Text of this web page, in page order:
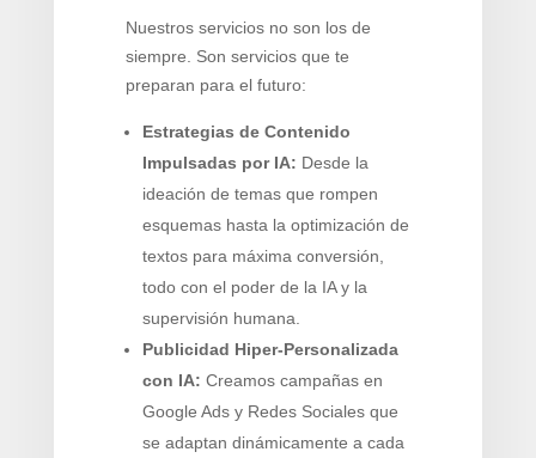
Nuestros servicios no son los de
siempre. Son servicios que te
preparan para el futuro:
Estrategias de Contenido
Impulsadas por IA: Desde la
ideación de temas que rompen
esquemas hasta la optimización de
textos para máxima conversión,
todo con el poder de la IA y la
supervisión humana.
Publicidad Hiper-Personalizada
con IA: Creamos campañas en
Google Ads y Redes Sociales que
se adaptan dinámicamente a cada